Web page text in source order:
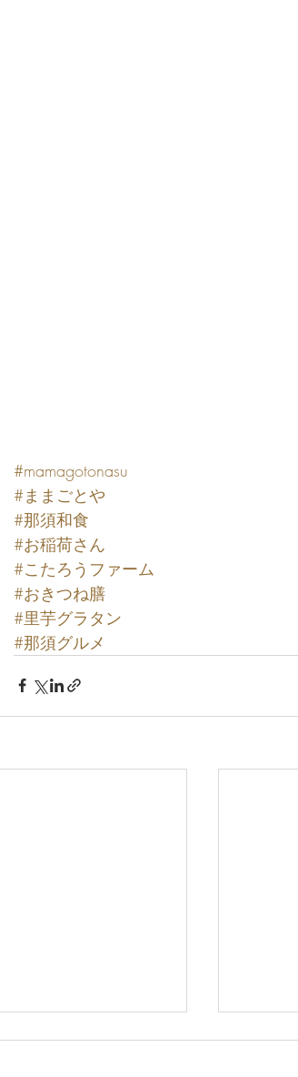
#mamagotonasu
#ままごとや
#那須和食
#お稲荷さん
#こたろうファーム
#おきつね膳
#里芋グラタン
#那須グルメ